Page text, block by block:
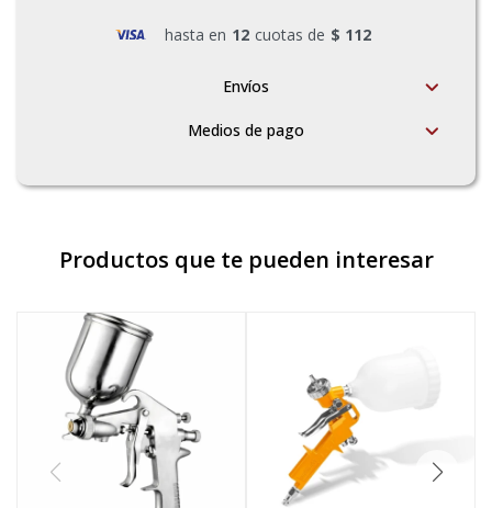
hasta en 12 cuotas de $ 112
Envíos
Medios de pago
Productos que te pueden interesar